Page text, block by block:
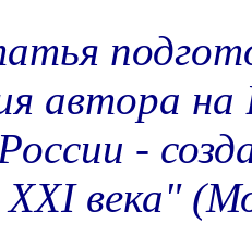
автора на
-
века"